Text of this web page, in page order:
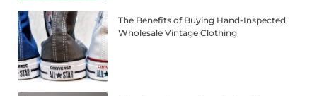
The Benefits of Buying Hand-Inspected
Wholesale Vintage Clothing